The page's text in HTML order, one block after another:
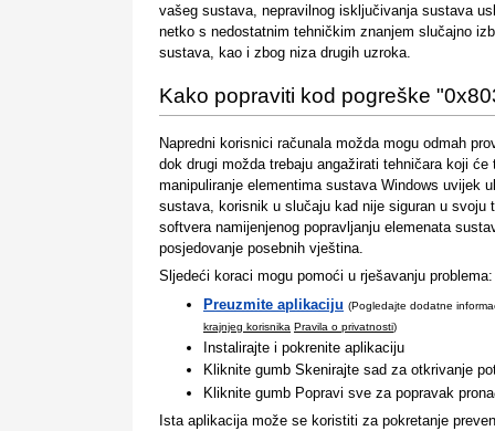
vašeg sustava, nepravilnog isključivanja sustava
netko s nedostatnim tehničkim znanjem slučajno
sustava, kao i zbog niza drugih uzroka.
Kako popraviti kod pogreške
Napredni korisnici računala možda mogu odmah
dok drugi možda trebaju angažirati tehničara koji
manipuliranje elementima sustava Windows uvijek
sustava, korisnik u slučaju kad nije siguran u
softvera namijenjenog popravljanju elemenata
posjedovanje posebnih vještina.
Sljedeći koraci mogu pomoći u rješavanju problema:
Preuzmite aplikaciju (Pogledajte dodatne
krajnjeg korisnika Pravila o privatnosti)
Instalirajte i pokrenite aplikaciju
Kliknite gumb Skenirajte sad za otkrivanje
Kliknite gumb Popravi sve za popravak
Ista aplikacija može se koristiti za pokretanje